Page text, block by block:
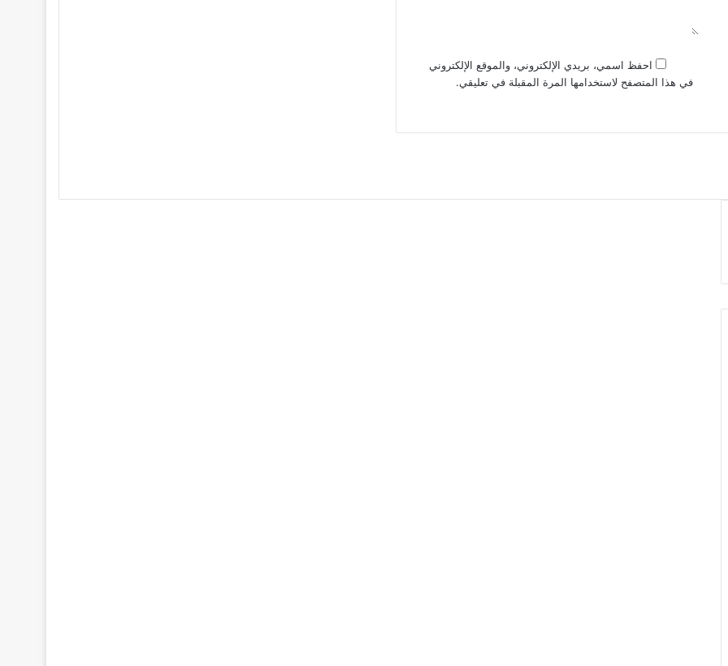
احفظ اسمي، بريدي الإلكتروني، والموقع الإلكتروني
في هذا المتصفح لاستخدامها المرة المقبلة في تعليقي.